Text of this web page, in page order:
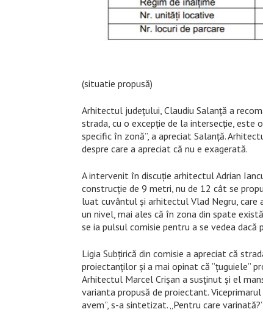
(situatie propusă)
Arhitectul județului, Claudiu Salanță a
strada, cu o excepție de la intersecție, este
specific în zonă”, a apreciat Salanță.
despre care a apreciat că nu e exagerată.
A intervenit în discuție arhitectul Adrian
construcție de 9 metri, nu de 12 cât se
luat cuvântul și arhitectul Vlad Negru,
un nivel, mai ales că în zona din spate
se ia pulsul comisie pentru a se vedea
Ligia Subțirică din comisie a apreciat că
proiectanților și a mai opinat că ”țuguiele”
Arhitectul Marcel Crișan a susținut și el
varianta propusă de proiectant.
avem”, s-a sintetizat. „Pentru care